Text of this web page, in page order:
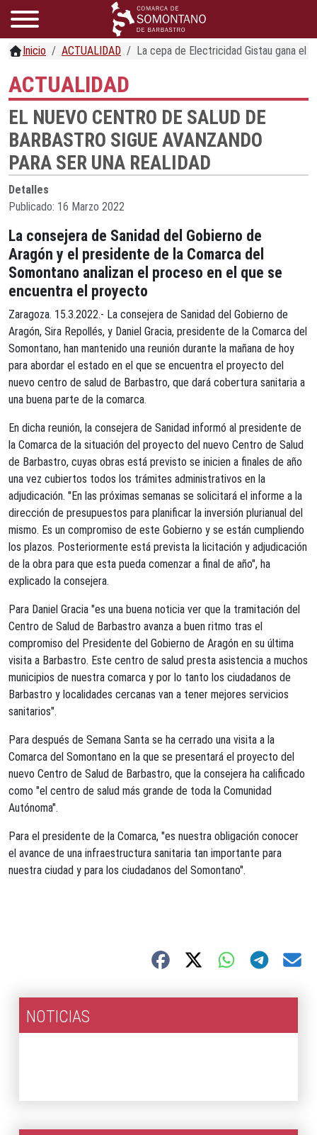
Inicio ACTUALIDAD La cepa de Electricidad Gistau gana el
ACTUALIDAD
EL NUEVO CENTRO DE SALUD DE
BARBASTRO SIGUE AVANZANDO
PARA SER UNA REALIDAD
Detalles
Publicado: 16 Marzo 2022
La consejera de Sanidad del Gobierno de
Aragón y el presidente de la Comarca del
Somontano analizan el proceso en el que se
encuentra el proyecto
Zaragoza. 15.3.2022.- La consejera de Sanidad del Gobierno de
Aragón, Sira Repollés, y Daniel Gracia, presidente de la Comarca del
Somontano, han mantenido una reunión durante la mañana de hoy
para abordar el estado en el que se encuentra el proyecto del
nuevo centro de salud de Barbastro, que dará cobertura sanitaria a
una buena parte de la comarca.
En dicha reunión, la consejera de Sanidad informó al presidente de
la Comarca de la situación del proyecto del nuevo Centro de Salud
de Barbastro, cuyas obras está previsto se inicien a finales de año
una vez cubiertos todos los trámites administrativos en la
adjudicación. "En las próximas semanas se solicitará el informe a la
dirección de presupuestos para planificar la inversión plurianual del
mismo. Es un compromiso de este Gobierno y se están cumpliendo
los plazos. Posteriormente está prevista la licitación y adjudicación
de la obra para que esta pueda comenzar a final de año", ha
explicado la consejera.
Para Daniel Gracia "es una buena noticia ver que la tramitación del
Centro de Salud de Barbastro avanza a buen ritmo tras el
compromiso del Presidente del Gobierno de Aragón en su última
visita a Barbastro. Este centro de salud presta asistencia a muchos
municipios de nuestra comarca y por lo tanto los ciudadanos de
Barbastro y localidades cercanas van a tener mejores servicios
sanitarios".
Para después de Semana Santa se ha cerrado una visita a la
Comarca del Somontano en la que se presentará el proyecto del
nuevo Centro de Salud de Barbastro, que la consejera ha calificado
como "el centro de salud más grande de toda la Comunidad
Autónoma".
Para el presidente de la Comarca, "es nuestra obligación conocer
el avance de una infraestructura sanitaria tan importante para
nuestra ciudad y para los ciudadanos del Somontano".
NOTICIAS